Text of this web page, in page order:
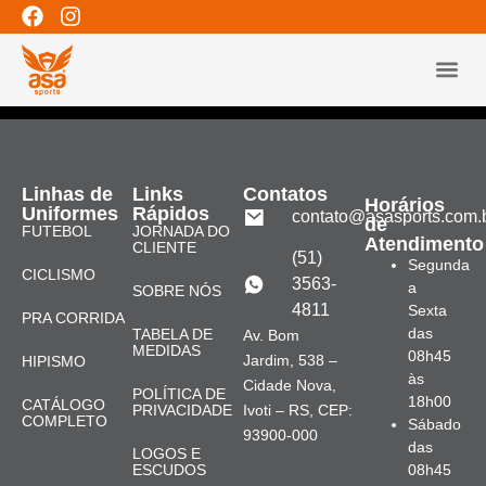
EverCompare
[evercompare_table]
Linhas de
Uniformes
FUTEBOL
CICLISMO
PRA CORRIDA
HIPISMO
CATÁLOGO
COMPLETO
Links
Rápidos
JORNADA DO
CLIENTE
SOBRE NÓS
TABELA DE
MEDIDAS
POLÍTICA DE
PRIVACIDADE
LOGOS E
ESCUDOS
Contatos
(51)
3563-
4811
Av. Bom
Jardim, 538 –
Cidade Nova,
Ivoti – RS, CEP:
93900-000
Horários
de
Atendimento
Segunda
a
Sexta
das
08h45
às
18h00
Sábado
das
08h45